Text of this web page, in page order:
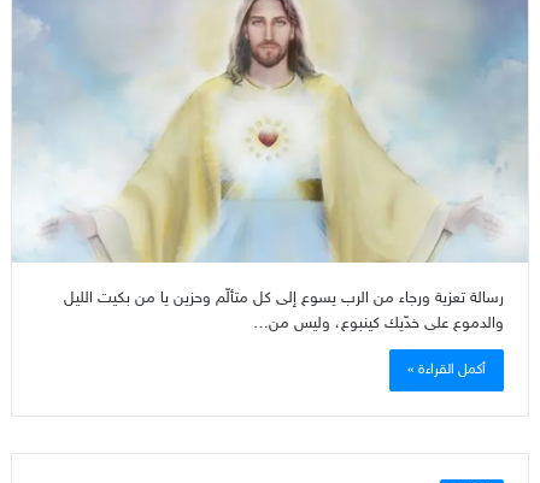
رسالة تعزية ورجاء من الرب يسوع إلى كل متألّم وحزين يا من بكيت الليل
والدموع على خدّيك كينبوع، وليس من…
أكمل القراءة »